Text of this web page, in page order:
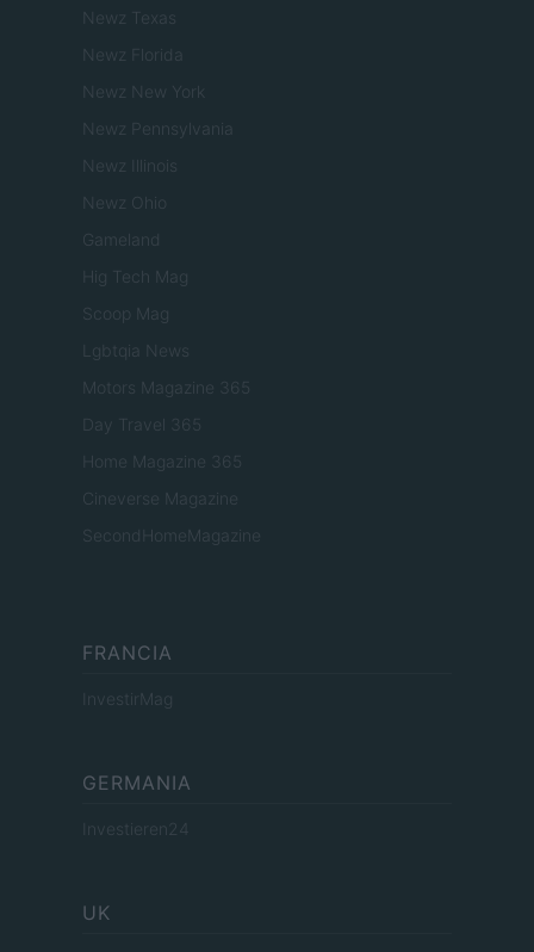
Newz Texas
Newz Florida
Newz New York
Newz Pennsylvania
Newz Illinois
Newz Ohio
Gameland
Hig Tech Mag
Scoop Mag
Lgbtqia News
Motors Magazine 365
Day Travel 365
Home Magazine 365
Cineverse Magazine
SecondHomeMagazine
FRANCIA
InvestirMag
GERMANIA
Investieren24
UK